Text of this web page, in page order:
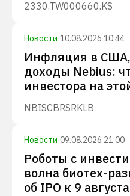
2330.TW000660.KS
Новости·10.08.2026 10:44
Инфляция в
доходы Nebius:
инвестора на
NBISCBRSRKLB
Новости·09.08.2026 21:00
Роботы с
волна биотех-
об IPO к 9 августа